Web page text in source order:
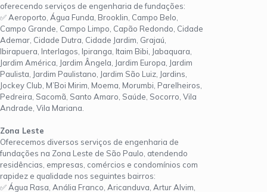
oferecendo serviços de engenharia de fundações:
✅ Aeroporto, Água Funda, Brooklin, Campo Belo,
Campo Grande, Campo Limpo, Capão Redondo, Cidade
Ademar, Cidade Dutra, Cidade Jardim, Grajaú,
Ibirapuera, Interlagos, Ipiranga, Itaim Bibi, Jabaquara,
Jardim América, Jardim Ângela, Jardim Europa, Jardim
Paulista, Jardim Paulistano, Jardim São Luiz, Jardins,
Jockey Club, M’Boi Mirim, Moema, Morumbi, Parelheiros,
Pedreira, Sacomã, Santo Amaro, Saúde, Socorro, Vila
Andrade, Vila Mariana.
Zona Leste
Oferecemos diversos serviços de engenharia de
fundações na Zona Leste de São Paulo, atendendo
residências, empresas, comércios e condomínios com
rapidez e qualidade nos seguintes bairros:
✅ Água Rasa, Anália Franco, Aricanduva, Artur Alvim,